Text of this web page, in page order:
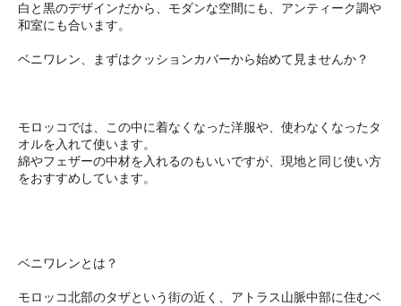
白と黒のデザインだから、モダンな空間にも、アンティーク調や
和室にも合います。
ベニワレン、まずはクッションカバーから始めて見ませんか？
モロッコでは、この中に着なくなった洋服や、使わなくなったタ
オルを入れて使います。
綿やフェザーの中材を入れるのもいいですが、現地と同じ使い方
をおすすめしています。
ベニワレンとは？
モロッコ北部のタザという街の近く、アトラス山脈中部に住むベ